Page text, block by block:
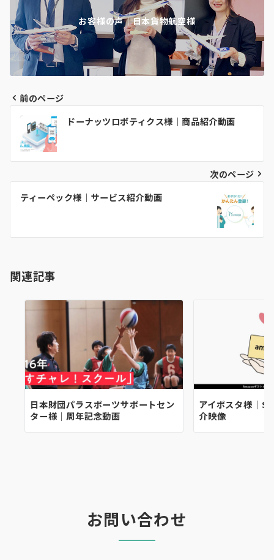
お客様の声｜日本貨物航空様
稿
ナ
ビ
ゲ
シ
ン
前のページ
ドーナッツロボティクス様｜商品紹介動画
次のページ
ティーペック様｜サービス紹介動画
関連記事
日本財団パラスポーツサポートセン
ター様｜周年記念動画
アイポスタ様｜
介映像
お問い合わせ